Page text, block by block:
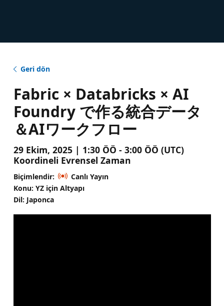
Geri dön
Fabric × Databricks × AI
Foundry で作る統合データ
＆AIワークフロー
29 Ekim, 2025 | 1:30 ÖÖ - 3:00 ÖÖ (UTC)
Koordineli Evrensel Zaman
Biçimlendir:
Canlı Yayın
Konu: YZ için Altyapı
Dil: Japonca